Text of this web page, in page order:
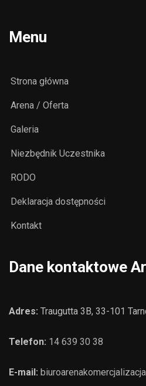
Menu
Strona główna
Arena / Oferta
Galeria
Niezbędnik Uczestnika
RODO
Deklaracja dostępności
Kontakt
Dane kontaktowe
Adres: Traugutta 3B, 33-101
Telefon: 14 639 30 38
E-mail: